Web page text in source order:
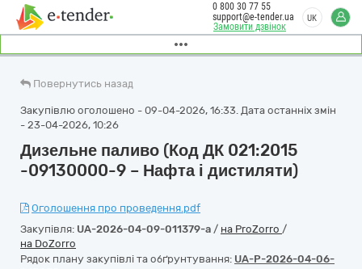
Замовити дзвінок
0 800 30 77 55
support@e-tender.ua
UK
Повернутись назад
Закупівлю оголошено - 09-04-2026, 16:33. Дата останніх змін
- 23-04-2026, 10:26
Дизельне паливо (Код ДК 021:2015
-09130000-9 – Нафта і дистиляти)
Оголошення про проведення.pdf
Закупівля: UA-2026-04-09-011379-a / на ProZorro /
на DoZorro
Рядок плану закупівлі та обґрунтування: UA-P-2026-04-06-